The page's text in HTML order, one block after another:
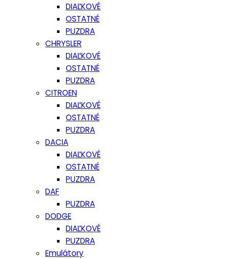
DIAĽKOVÉ
OSTATNÉ
PUZDRA
CHRYSLER
DIAĽKOVÉ
OSTATNÉ
PUZDRA
CITROEN
DIAĽKOVÉ
OSTATNÉ
PUZDRA
DACIA
DIAĽKOVÉ
OSTATNÉ
PUZDRA
DAF
PUZDRA
DODGE
DIAĽKOVÉ
PUZDRA
Emulátory